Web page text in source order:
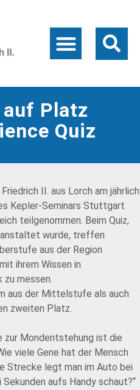
auf Platz
Quiz
II. aus Lorch am jährlich
Kepler-Seminars Stuttgart
teilgenommen. Beim Quiz,
wurde, treffen
aus der Region
ihrem Wissen in
zu messen.
aus der Mittelstufe als auch
zweiten Platz.
zur Mondentstehung ist die
viele Gene hat der Mensch
Strecke legt man im Auto bei
aufs Handy schaut?“